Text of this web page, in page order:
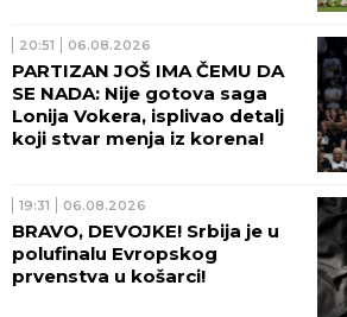
20:51 06.08.2026
PARTIZAN JOŠ IMA ČEMU DA
SE NADA: Nije gotova saga
Lonija Vokera, isplivao detalj
koji stvar menja iz korena!
19:31 06.08.2026
BRAVO, DEVOJKE! Srbija je u
polufinalu Evropskog
prvenstva u košarci!